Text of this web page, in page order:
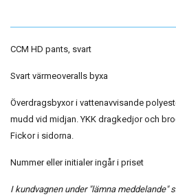
CCM HD pants, svart
Svart värmeoveralls byxa
Överdragsbyxor i vattenavvisande
mudd vid midjan. YKK dragkedjor och
Fickor i sidorna.
Nummer eller initialer ingår i priset
I kundvagnen under "lämna meddelande"